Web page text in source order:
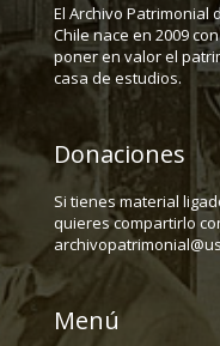
El Archivo Patrimonial
Chile nace en 2009
poner en valor el
casa de estudios.
Donaciones
Si tienes material
quieres compartirlo
Menú